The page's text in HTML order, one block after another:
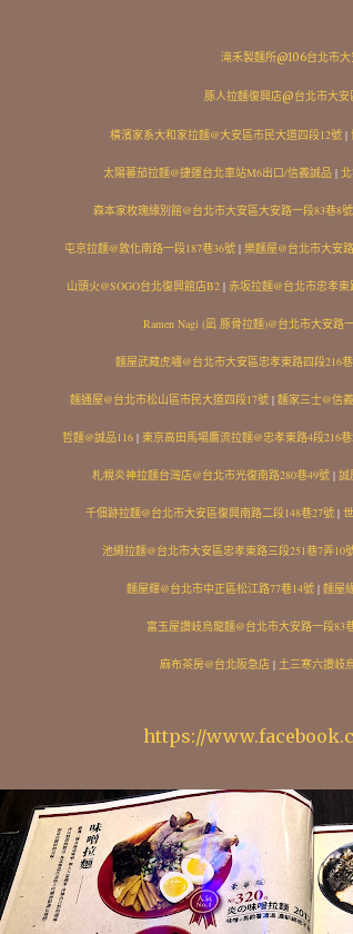
滝禾製麵所@106台北市
豚人拉麵復興店@台北市大安
橫濱家系大和家拉麵@大安區市民大道四段12號 |
太陽蕃茄拉麵@捷運台北車站M6出口/信義誠品 |
森本家枚瑰緣別館@台北市大安區大安路一段83巷8號
屯京拉麵@敦化南路一段187巷36號| 樂麵屋@台北市大安
山頭火@SOGO台北復興館店B2 | 赤坂拉麵@台北市忠孝東
Ramen Nagi (凪 豚骨拉麵)@台北市大安路
麵屋武藏虎嘯@台北市大安區忠孝東路四段216
麵通屋@台北市松山區市民大道四段17號| 麵家三士@信
哲麵@誠品116| 東京高田馬場鷹流拉麵@忠孝東路4段216
札幌炎神拉麵台灣店@台北市光復南路280巷49號| 誠
千佃跡拉麵@台北市大安區復興南路二段148巷27號|
池繩拉麵@台北市大安區忠孝東路三段251巷7弄10
麵屋輝@台北市中正區松江路77巷14號 | 麵屋
富玉屋讚岐烏龍麵@台北市大安路一段83
麻布茶房@台北阪急店 | 土三寒六讚岐
https://